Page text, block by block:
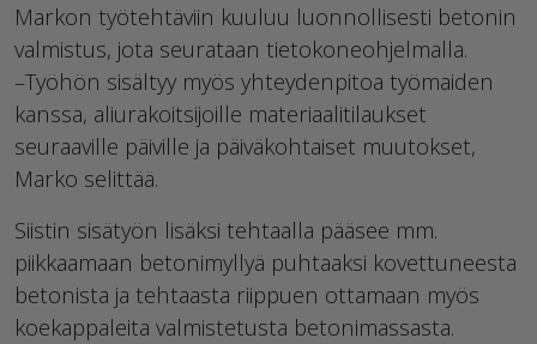
Markon työtehtäviin kuuluu luonnollisesti betonin
valmistus, jota seurataan tietokoneohjelmalla.
–Työhön sisältyy myös yhteydenpitoa työmaiden
kanssa, aliurakoitsijoille materiaalitilaukset
seuraaville päiville ja päiväkohtaiset muutokset,
Marko selittää.
Siistin sisätyön lisäksi tehtaalla pääsee mm.
piikkaamaan betonimyllyä puhtaaksi kovettuneesta
betonista ja tehtaasta riippuen ottamaan myös
koekappaleita valmistetusta betonimassasta.